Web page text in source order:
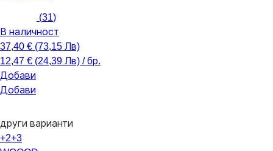
(31)
В наличност
37,40 € (73,15 Лв)
12,47 € (24,39 Лв) / бр.
Добави
Добави
други варианти
+2+3